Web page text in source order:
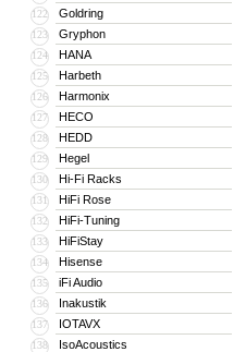
122 Goldring
123 Gryphon
124 HANA
125 Harbeth
126 Harmonix
127 HECO
128 HEDD
129 Hegel
130 Hi-Fi Racks
131 HiFi Rose
132 HiFi-Tuning
133 HiFiStay
134 Hisense
135 iFi Audio
136 Inakustik
137 IOTAVX
138 IsoAcoustics